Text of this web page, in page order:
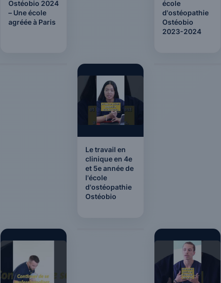
Ostéobio 2024
– Une école
agréée à Paris
école
d'ostéopathie
Ostéobio
2023-2024
Le travail en
clinique en 4e
et 5e année de
l'école
d'ostéopathie
Ostéobio